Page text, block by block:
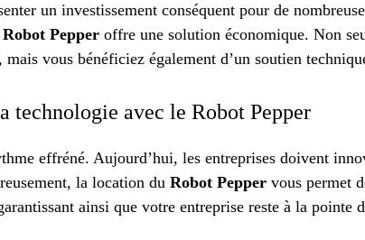
un investissement conséquent pour de
Robot Pepper offre une solution économique. Non
vous bénéficiez également d’un soutien
technologie avec le Robot Pepper
effréné. Aujourd’hui, les entreprises doivent
la location du Robot Pepper vous permet
ainsi que votre entreprise reste à la pointe